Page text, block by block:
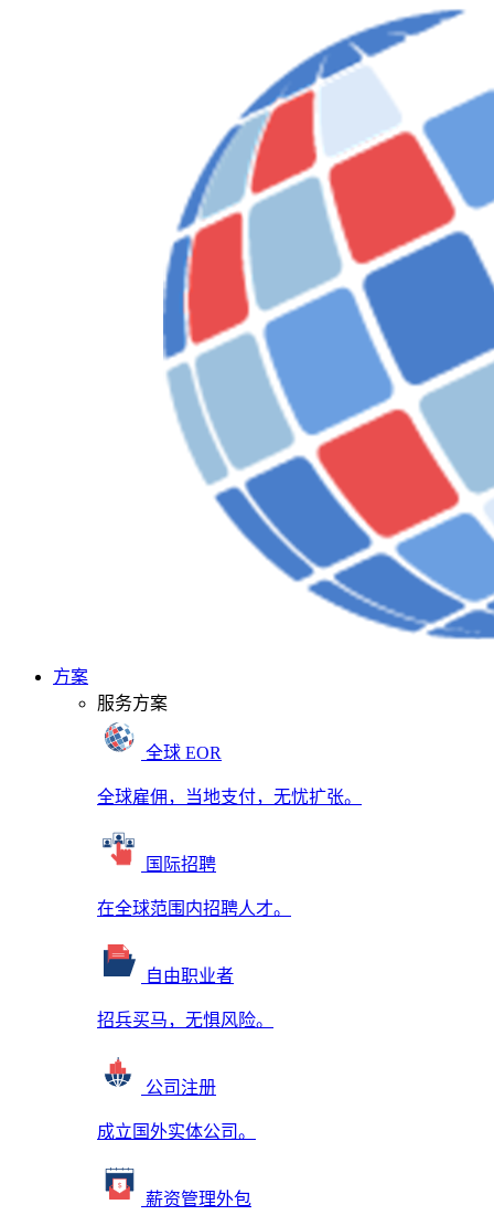
方案
服务方案
全球 EOR
全球雇佣，当地支付，无忧扩张。
国际招聘
在全球范围内招聘人才。
自由职业者
招兵买马，无惧风险。
公司注册
成立国外实体公司。
薪资管理外包